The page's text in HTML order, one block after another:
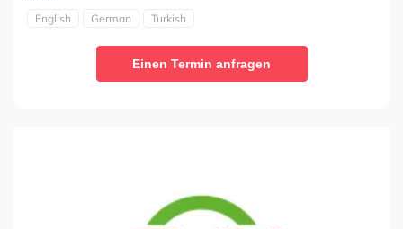
English German Turkish
Einen Termin anfragen